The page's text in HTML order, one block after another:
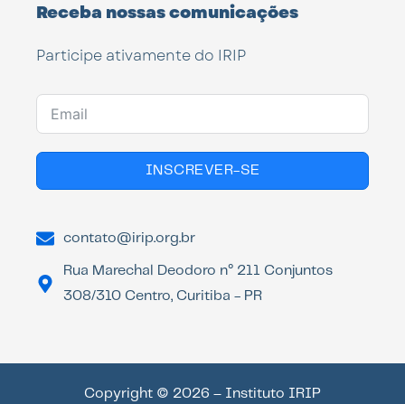
Receba nossas comunicações
Participe ativamente do IRIP
INSCREVER-SE
contato@irip.org.br
Rua Marechal Deodoro n° 211 Conjuntos
308/310 Centro, Curitiba - PR
Copyright © 2026 – Instituto IRIP